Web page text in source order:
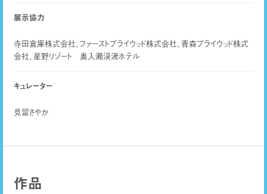
展示協力
寺田倉庫株式会社、ファーストプライウッド株式会社、青森プライウッド株式
会社、星野リゾート 奥入瀬渓流ホテル
キュレーター
見留さやか
作品